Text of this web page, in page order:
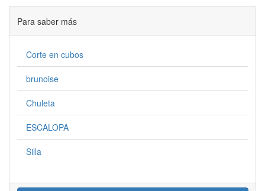
Para saber más
Corte en cubos
brunoise
Chuleta
ESCALOPA
Silla